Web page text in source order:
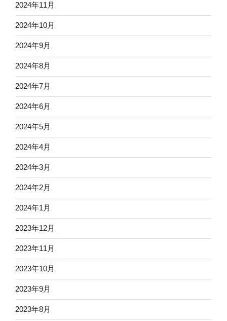
2024年11月
2024年10月
2024年9月
2024年8月
2024年7月
2024年6月
2024年5月
2024年4月
2024年3月
2024年2月
2024年1月
2023年12月
2023年11月
2023年10月
2023年9月
2023年8月